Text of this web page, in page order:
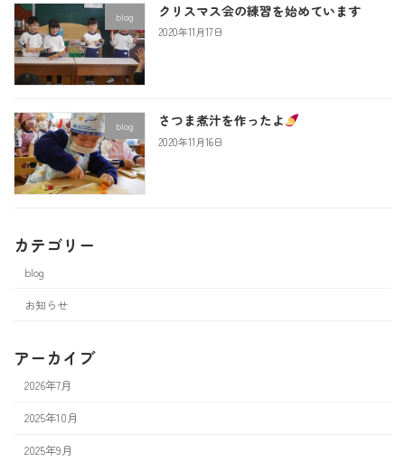
blog クリスマス会の練習を始めています
2020年11月17日
blog さつま煮汁を作ったよ
2020年11月16日
カテゴリー
blog
お知らせ
アーカイブ
2026年7月
2025年10月
2025年9月